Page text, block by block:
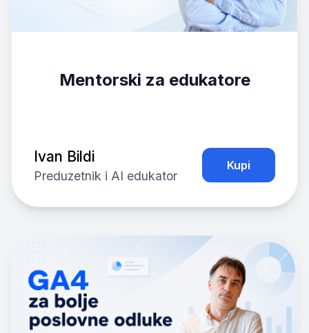
Mentorski za edukatore
Ivan Bildi
Preduzetnik i AI edukator
Kupi